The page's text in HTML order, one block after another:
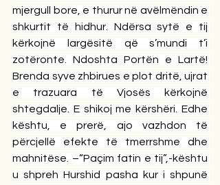
mjergull bore, e thurur në avëlmëndin e
shkurtit të hidhur. Ndërsa sytë e tij
kërkojnë largësitë që s’mundi t’i
zotëronte. Ndoshta Portën e Lartë!
Brenda syve zhbirues e plot dritë, ujrat
e trazuara të Vjosës kërkojnë
shtegdalje. E shikoj me kërshëri. Edhe
kështu, e prerë, ajo vazhdon të
përcjellë efekte të tmerrshme dhe
mahnitëse. –“Paçim fatin e tij”,-kështu
u shpreh Hurshid pasha kur i shpunë